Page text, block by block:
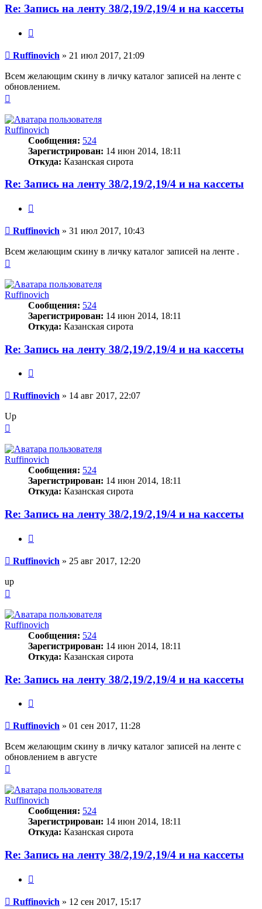
Re: Запись на ленту 38/2,19/2,19/4 и на кассеты
Сообщение
Ruffinovich » 21 июл 2017, 21:09
Всем желающим скину в личку каталог записей на ленте с
обновлением.
началу
Ruffinovich
Сообщения: 524
Зарегистрирован: 14 июн 2014, 18:11
Откуда: Казанская сирота
Re: Запись на ленту 38/2,19/2,19/4 и на кассеты
Сообщение
Ruffinovich » 31 июл 2017, 10:43
Всем желающим скину в личку каталог записей на ленте .
началу
Ruffinovich
Сообщения: 524
Зарегистрирован: 14 июн 2014, 18:11
Откуда: Казанская сирота
Re: Запись на ленту 38/2,19/2,19/4 и на кассеты
Сообщение
Ruffinovich » 14 авг 2017, 22:07
Up
началу
Ruffinovich
Сообщения: 524
Зарегистрирован: 14 июн 2014, 18:11
Откуда: Казанская сирота
Re: Запись на ленту 38/2,19/2,19/4 и на кассеты
Сообщение
Ruffinovich » 25 авг 2017, 12:20
up
началу
Ruffinovich
Сообщения: 524
Зарегистрирован: 14 июн 2014, 18:11
Откуда: Казанская сирота
Re: Запись на ленту 38/2,19/2,19/4 и на кассеты
Сообщение
Ruffinovich » 01 сен 2017, 11:28
Всем желающим скину в личку каталог записей на ленте с
обновлением в августе
началу
Ruffinovich
Сообщения: 524
Зарегистрирован: 14 июн 2014, 18:11
Откуда: Казанская сирота
Re: Запись на ленту 38/2,19/2,19/4 и на кассеты
Сообщение
Ruffinovich » 12 сен 2017, 15:17